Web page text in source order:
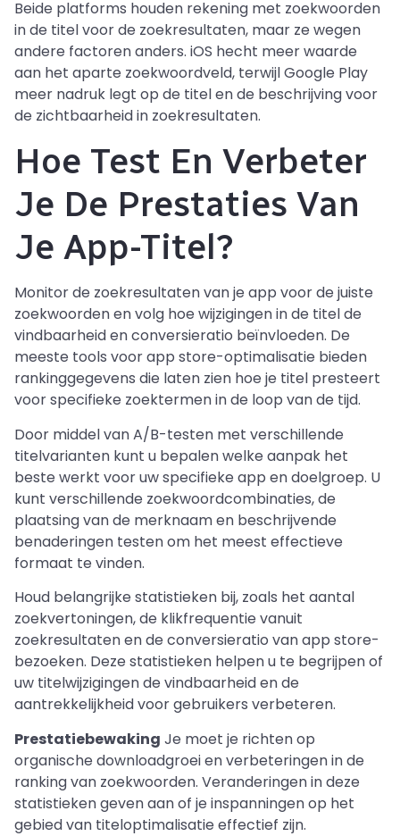
Beide platforms houden rekening met zoekwoorden
in de titel voor de zoekresultaten, maar ze wegen
andere factoren anders. iOS hecht meer waarde
aan het aparte zoekwoordveld, terwijl Google Play
meer nadruk legt op de titel en de beschrijving voor
de zichtbaarheid in zoekresultaten.
Hoe Test En Verbeter
Je De Prestaties Van
Je App-Titel?
Monitor de zoekresultaten van je app voor de juiste
zoekwoorden en volg hoe wijzigingen in de titel de
vindbaarheid en conversieratio beïnvloeden. De
meeste tools voor app store-optimalisatie bieden
rankinggegevens die laten zien hoe je titel presteert
voor specifieke zoektermen in de loop van de tijd.
Door middel van A/B-testen met verschillende
titelvarianten kunt u bepalen welke aanpak het
beste werkt voor uw specifieke app en doelgroep. U
kunt verschillende zoekwoordcombinaties, de
plaatsing van de merknaam en beschrijvende
benaderingen testen om het meest effectieve
formaat te vinden.
Houd belangrijke statistieken bij, zoals het aantal
zoekvertoningen, de klikfrequentie vanuit
zoekresultaten en de conversieratio van app store-
bezoeken. Deze statistieken helpen u te begrijpen of
uw titelwijzigingen de vindbaarheid en de
aantrekkelijkheid voor gebruikers verbeteren.
Prestatiebewaking Je moet je richten op
organische downloadgroei en verbeteringen in de
ranking van zoekwoorden. Veranderingen in deze
statistieken geven aan of je inspanningen op het
gebied van titeloptimalisatie effectief zijn.